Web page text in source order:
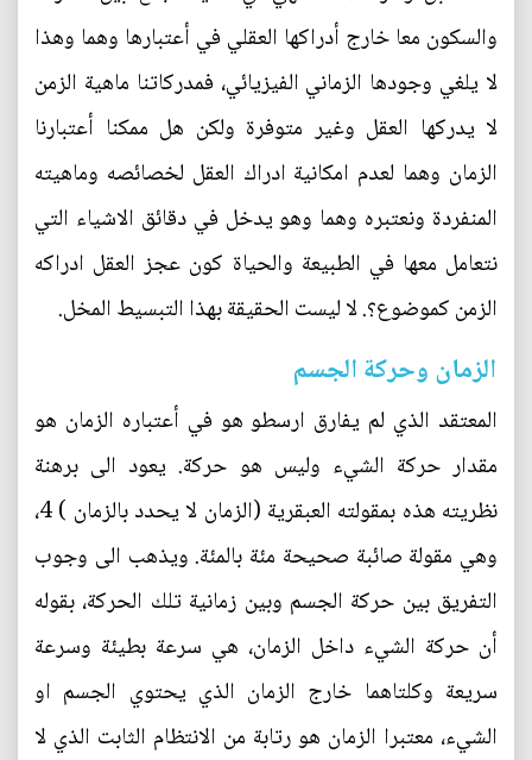
والسكون معا خارج أدراكها العقلي في أعتبارها وهما وهذا
لا يلغي وجودها الزماني الفيزيائي، فمدركاتنا ماهية الزمن
لا يدركها العقل وغير متوفرة ولكن هل ممكنا أعتبارنا
الزمان وهما لعدم امكانية ادراك العقل لخصائصه وماهيته
المنفردة ونعتبره وهما وهو يدخل في دقائق الاشياء التي
نتعامل معها في الطبيعة والحياة كون عجز العقل ادراكه
الزمن كموضوع؟. لا ليست الحقيقة بهذا التبسيط المخل.
الزمان وحركة الجسم
المعتقد الذي لم يفارق ارسطو هو في أعتباره الزمان هو
مقدار حركة الشيء وليس هو حركة. يعود الى برهنة
نظريته هذه بمقولته العبقرية (الزمان لا يحدد بالزمان ) 4،
وهي مقولة صائبة صحيحة مئة بالمئة. ويذهب الى وجوب
التفريق بين حركة الجسم وبين زمانية تلك الحركة، بقوله
أن حركة الشيء داخل الزمان، هي سرعة بطيئة وسرعة
سريعة وكلتاهما خارج الزمان الذي يحتوي الجسم او
الشيء، معتبرا الزمان هو رتابة من الانتظام الثابت الذي لا